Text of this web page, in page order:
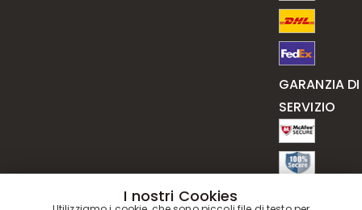
GARANZIA DI
SERVIZIO
I nostri Cookies